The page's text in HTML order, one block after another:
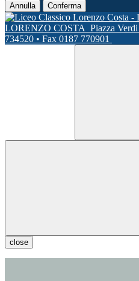
Annulla Conferma
LORENZO COSTA Piazza
734520 • Fax 0187 770901
close